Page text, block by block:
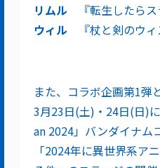
リムル『転生したらス
ウィル『杖と剣のウィ
また、コラボ企画第1弾
3月23日(土)・24日(日)
an 2024」バンダイナム
「2024年に異世界系ア